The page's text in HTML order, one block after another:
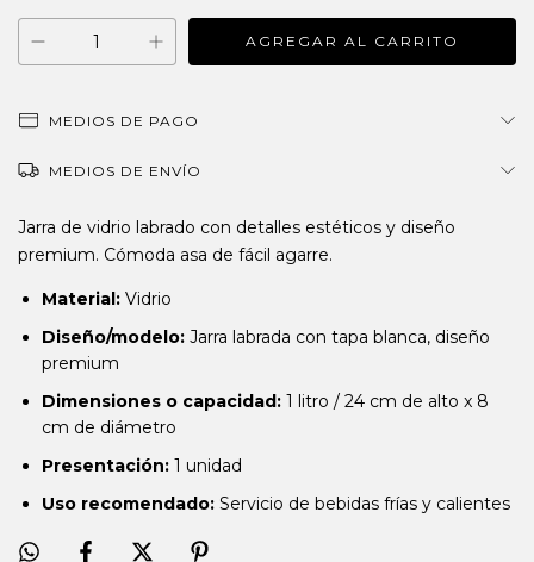
MEDIOS DE PAGO
MEDIOS DE ENVÍO
Jarra de vidrio labrado con detalles estéticos y diseño
premium. Cómoda asa de fácil agarre.
Material: Vidrio
Diseño/modelo: Jarra labrada con tapa blanca, diseño
premium
Dimensiones o capacidad: 1 litro / 24 cm de alto x 8
cm de diámetro
Presentación: 1 unidad
Uso recomendado: Servicio de bebidas frías y calientes